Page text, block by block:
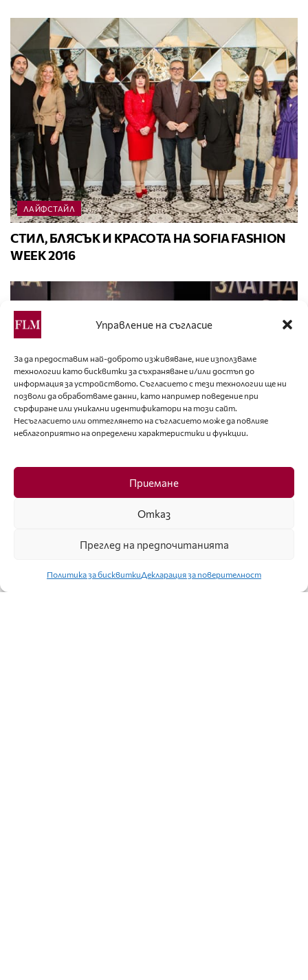
Управление на съгласие
За да предоставим най-доброто изживяване, ние използваме
технологии като бисквитки за съхраняване и/или достъп до
информация за устройството. Съгласието с тези технологии ще ни
позволи да обработваме данни, като например поведение при
сърфиране или уникални идентификатори на този сайт.
Несъгласието или оттеглянето на съгласието може да повлияе
неблагоприятно на определени характеристики и функции.
Приемане
Отказ
Преглед на предпочитанията
Политика за бисквиткиДекларация за поверителност
ЛАЙФСТАЙЛ
СТИЛ, БЛЯСЪК И КРАСОТА НА SOFIA FASHION
WEEK 2016
АКАДЕМИЯТА ЗА МОДА ОТЛИЧИ НАЙ-
ДОБРИТЕ МОДНИ ТВОРЦИ СЪС ЗЛАТНА ИГЛА